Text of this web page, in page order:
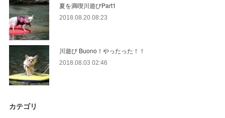
夏を満喫川遊びPart1
2018.08.20 08:23
川遊び Buono！やったった！！
2018.08.03 02:46
カテゴリ